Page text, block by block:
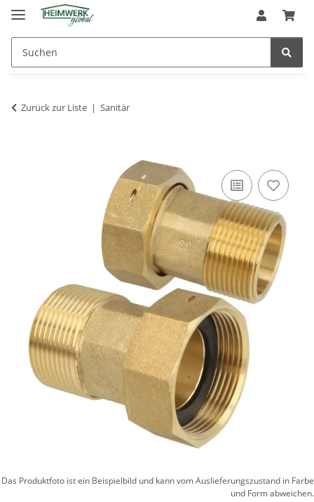
Zurück zur Liste Sanitär
Das Produktfoto ist ein Beispielbild und kann vom Auslieferungszustand in Farbe
und Form abweichen.